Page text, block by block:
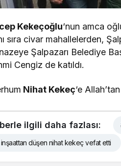
Kekeçoğlu‘nun amca
sıra civar mahallelerden,
Şalpazarı Belediye
Cengiz de katıldı.
Nihat Kekeç‘e
ilgili daha fazlası:
düşen nihat kekeç vefat etti